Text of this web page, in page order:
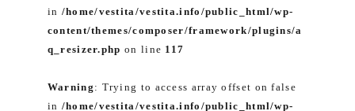
in /home/vestita/vestita.info/public_html/wp-
content/themes/composer/framework/plugins/a
q_resizer.php on line 117
Warning : Trying to access array offset on false
in /home/vestita/vestita.info/public_html/wp-